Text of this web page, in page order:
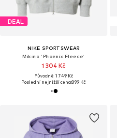
DEAL
NIKE SPORTSWEAR
Mikina 'Phoenix Fleece'
1 304 Kč
Původně: 1 749 Kč
Poslední nejnižší cena:899 Kč